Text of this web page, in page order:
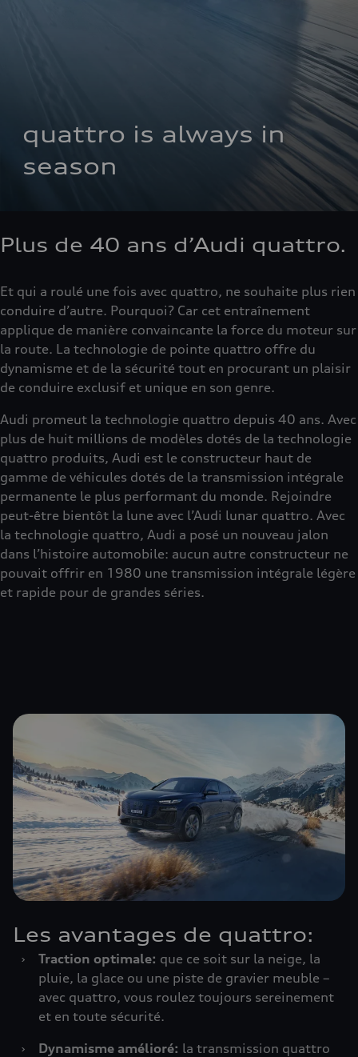
quattro is always in
season
Plus de 40 ans d’Audi quattro.
Et qui a roulé une fois avec quattro, ne souhaite plus rien
conduire d’autre. Pourquoi? Car cet entraînement
applique de manière convaincante la force du moteur sur
la route. La technologie de pointe quattro offre du
dynamisme et de la sécurité tout en procurant un plaisir
de conduire exclusif et unique en son genre.
Audi promeut la technologie quattro depuis 40 ans. Avec
plus de huit millions de modèles dotés de la technologie
quattro produits, Audi est le constructeur haut de
gamme de véhicules dotés de la transmission intégrale
permanente le plus performant du monde. Rejoindre
peut-être bientôt la lune avec l’Audi lunar quattro. Avec
la technologie quattro, Audi a posé un nouveau jalon
dans l’histoire automobile: aucun autre constructeur ne
pouvait offrir en 1980 une transmission intégrale légère
et rapide pour de grandes séries.
Les avantages de quattro:
› Traction optimale: que ce soit sur la neige, la
pluie, la glace ou une piste de gravier meuble –
avec quattro, vous roulez toujours sereinement
et en toute sécurité.
›
Dynamisme amélioré: la transmission quattro